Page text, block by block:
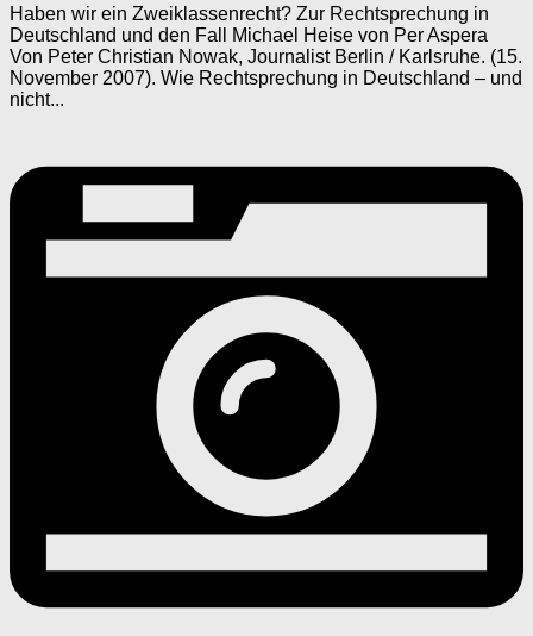
Haben wir ein Zweiklassenrecht? Zur Rechtsprechung in
Deutschland und den Fall Michael Heise von Per Aspera
Von Peter Christian Nowak, Journalist Berlin / Karlsruhe. (15.
November 2007). Wie Rechtsprechung in Deutschland – und
nicht...